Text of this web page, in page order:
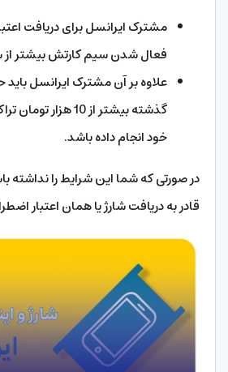
مشترک ایرانسل برای دریافت
فعال شدن سیم کارتش بیشتر از
علاوه بر آن مشترک ایرانسل
گذشته بیشتر از 10
خود انجام داده باشد.
در صورتی که شما این شرایط را نداشته
قادر به دریافت شارژ یا همان اعتبار